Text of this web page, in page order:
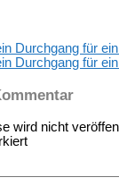
Durchgang für
Durchgang für
wird nicht